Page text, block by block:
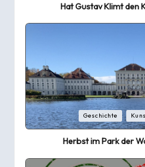
Hat Gustav Klimt den
Posted
in
Geschichte
Herbst im Park der